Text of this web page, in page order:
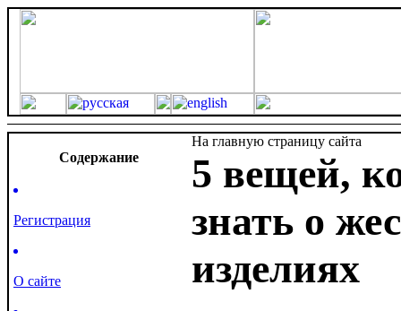
Cодержание
Регистрация
О сайте
На главную страницу сайта
5 вещей,
знать о
изделиях